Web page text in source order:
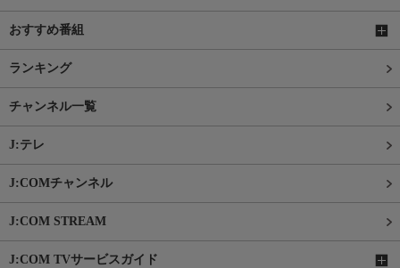
おすすめ番組
ランキング
チャンネル一覧
J:テレ
J:COMチャンネル
J:COM STREAM
J:COM TVサービスガイド